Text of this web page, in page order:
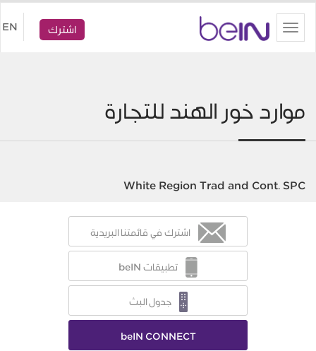
Toggle
navigation
اشترك EN
موارد خور الهند للتجارة
White Region Trad and Cont. SPC
اشترك في قائمتنا البريدية
تطبيقات beIN
جدول البث
beIN CONNECT